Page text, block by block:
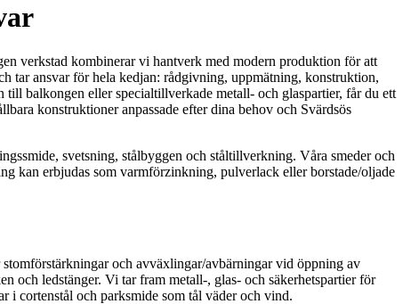
verkstad kombinerar vi hantverk med modern produktion för att
tar ansvar för hela kedjan: rådgivning, uppmätning, konstruktion,
balkongen eller specialtillverkade metall- och glaspartier, får du ett
konstruktioner anpassade efter dina behov och Svärdsös
svetsning, stålbyggen och ståltillverkning. Våra smeder och
kan erbjudas som varmförzinkning, pulverlack eller borstade/oljade
och avväxlingar/avbärningar vid öppning av
och ledstänger. Vi tar fram metall-, glas- och säkerhetspartier för
i cortenstål och parksmide som tål väder och vind.